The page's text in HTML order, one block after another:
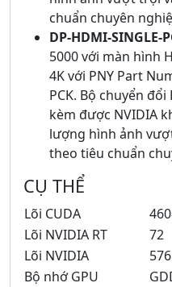
chuẩn chuyên
DP-HDMI-SINGLE-
5000 với màn hình
4K với PNY Part
PCK. Bộ chuyển
kèm được NVIDIA
lượng hình ảnh
theo tiêu chuẩn
CỤ THỂ
Lõi CUDA
Lõi NVIDIA RT
72
Lõi NVIDIA
576
Bộ nhớ GPU